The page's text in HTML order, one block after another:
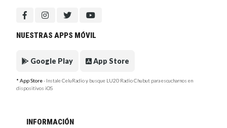
NUESTRAS APPS MÓVIL
Google Play App Store
* App Store- Instale CeluRadio y busque LU20 Radio Chubut para escucharnos en
dispositivos iOS
INFORMACIÓN